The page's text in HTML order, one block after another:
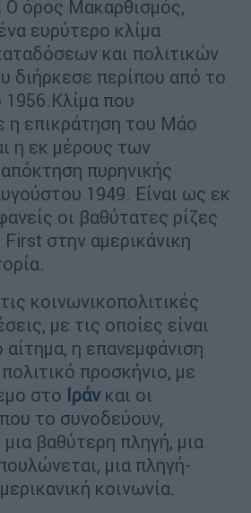
Ο όρος Μακαρθισμός,
ευρύτερο κλίμα
και πολιτικών
διήρκεσε περίπου από το
που
η επικράτηση του Μάο
η εκ μέρους των
πυρηνικής
1949. Είναι ως εκ
οι βαθύτατες ρίζες
στην αμερικάνικη
κοινωνικοπολιτικές
με τις οποίες είναι
η επανεμφάνιση
προσκήνιο, με
στο Ιράνκαι οι
το συνοδεύουν,
βαθύτερη πληγή, μια
μια πληγή-
κοινωνία.